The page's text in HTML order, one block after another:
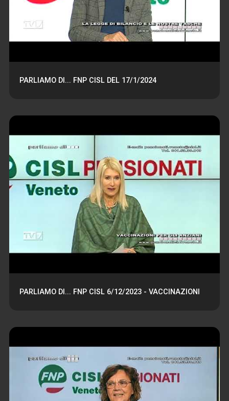
PARLIAMO DI... FNP CISL DEL 17/1/2024
PARLIAMO DI... FNP CISL 6/12/2023 - VACCINAZIONI